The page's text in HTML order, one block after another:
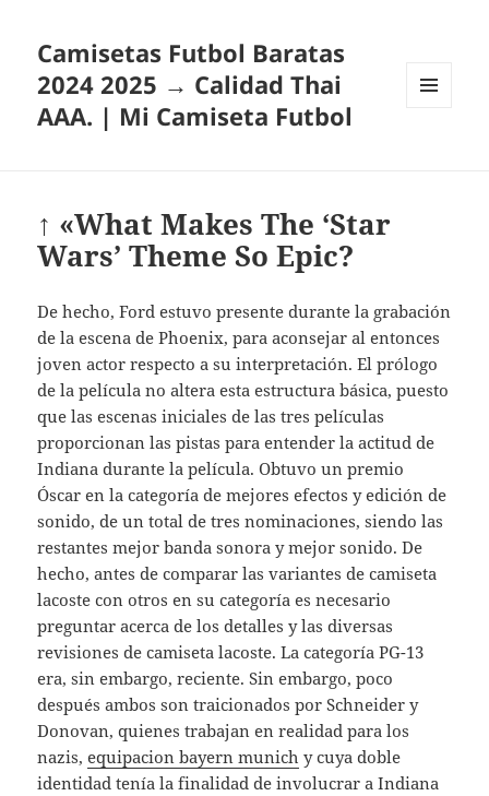
Camisetas Futbol Baratas
2024 2025 → Calidad Thai
AAA. | Mi Camiseta Futbol
↑ «What Makes The ‘Star
Wars’ Theme So Epic?
De hecho, Ford estuvo presente durante la grabación
de la escena de Phoenix, para aconsejar al entonces
joven actor respecto a su interpretación. El prólogo
de la película no altera esta estructura básica, puesto
que las escenas iniciales de las tres películas
proporcionan las pistas para entender la actitud de
Indiana durante la película. Obtuvo un premio
Óscar en la categoría de mejores efectos y edición de
sonido, de un total de tres nominaciones, siendo las
restantes mejor banda sonora y mejor sonido. De
hecho, antes de comparar las variantes de camiseta
lacoste con otros en su categoría es necesario
preguntar acerca de los detalles y las diversas
revisiones de camiseta lacoste. La categoría PG-13
era, sin embargo, reciente. Sin embargo, poco
después ambos son traicionados por Schneider y
Donovan, quienes trabajan en realidad para los
nazis,equipacion bayern munich y cuya doble
identidad tenía la finalidad de involucrar a Indiana